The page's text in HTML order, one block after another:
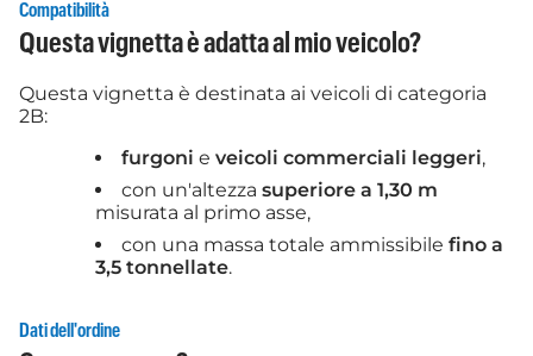
Compatibilità
Questa vignetta è adatta al mio veicolo?
Questa vignetta è destinata ai veicoli di categoria
2B:
furgoni e veicoli commerciali leggeri,
con un'altezza superiore a 1,30 m
misurata al primo asse,
con una massa totale ammissibile fino a
3,5 tonnellate.
Dati dell'ordine